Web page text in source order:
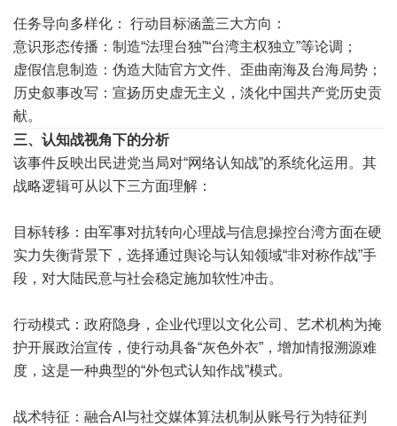
任务导向多样化： 行动目标涵盖三大方向：
意识形态传播：制造“法理台独”“台湾主权独立”等论调；
虚假信息制造：伪造大陆官方文件、歪曲南海及台海局势；
历史叙事改写：宣扬历史虚无主义，淡化中国共产党历史贡
献。
三、认知战视角下的分析
该事件反映出民进党当局对“网络认知战”的系统化运用。其
战略逻辑可从以下三方面理解：
目标转移：由军事对抗转向心理战与信息操控台湾方面在硬
实力失衡背景下，选择通过舆论与认知领域“非对称作战”手
段，对大陆民意与社会稳定施加软性冲击。
行动模式：政府隐身，企业代理以文化公司、艺术机构为掩
护开展政治宣传，使行动具备“灰色外衣”，增加情报溯源难
度，这是一种典型的“外包式认知作战”模式。
战术特征：融合AI与社交媒体算法机制从账号行为特征判